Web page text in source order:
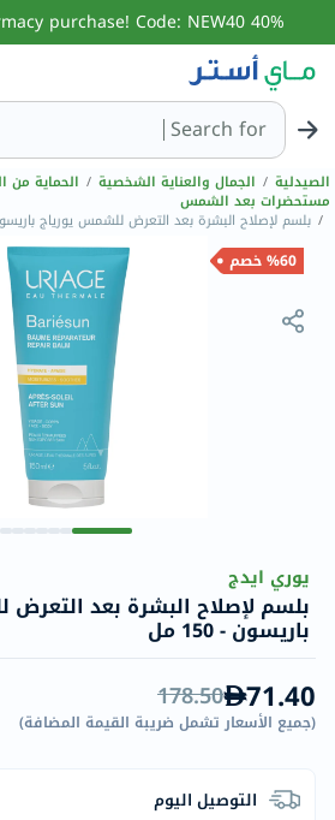
40% off 1st online pharmacy purchase! Code: NEW40
Search forالبحث عن مزيل عرق
الصيدلية / الجمال والعناية الشخصية / الحماية
مستحضرات بعد الشمس
/ بلسم لإصلاح البشرة بعد التعرض للشمس يورياج باريسون -
%60 خصم
يوري ايدج
بلسم لإصلاح البشرة بعد
باريسون - 150 مل
71.40
178.50
(جميع الأسعار تشمل ضريبة القيمة المضافة)
التوصيل اليوم